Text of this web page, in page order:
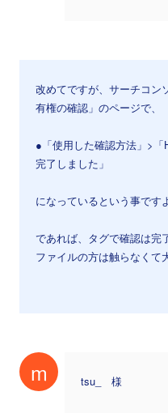
改めてですが、サーチコン
有権の確認」のページで、
●「使用した確認方法」>
完了しました」
になっているという事です
であれば、タグで確認は完
ファイルの方は触らなくて
m tsu_ 様